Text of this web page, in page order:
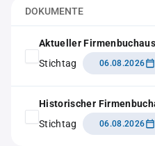
DOKUMENTE
Aktueller
Stichtag
06.08.2026
Historischer
Stichtag
06.08.2026